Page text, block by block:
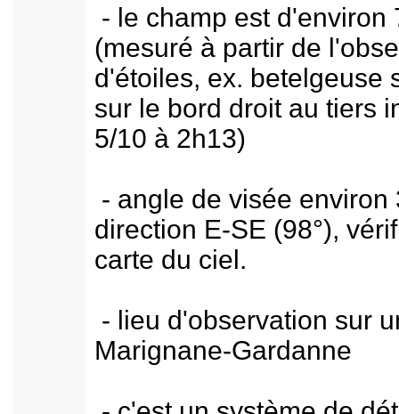
- le champ est d'environ
(mesuré à partir de
d'étoiles, ex. betelgeuse
sur le bord droit au tiers
5/10 à 2h13)
- angle de visée environ
direction E-SE (98°),
carte du ciel.
- lieu d'observation sur
Marignane-Gardanne